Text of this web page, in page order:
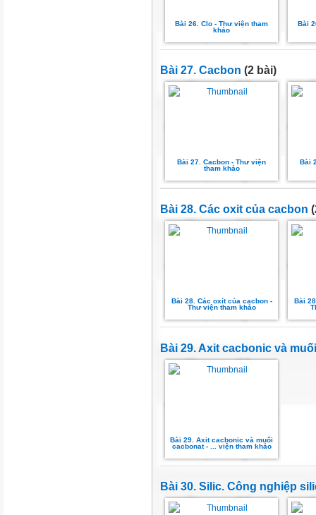
Bài 26. Clo - Thư viện tham
khảo
Bài
Bài 27. Cacbon (2 bài)
Bài 27. Cacbon - Thư viện
tham khảo
Bài
Bài 28. Các oxit của cacbon
Bài 28. Các oxít của cacbon -
Thư viện tham khảo
Bài
Bài 29. Axit cacbonic và
Bài 29. Axit cacbonic và muối
cacbonat - ... viện tham khảo
Bài 30. Silic. Công nghiệp